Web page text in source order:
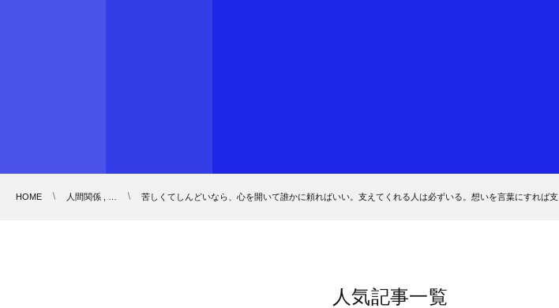
HOME 人間関係 , … 苦しくてしんどいなら、心を開いて誰かに頼ればいい。支えてくれる人は必ずいる。想いを言葉にすれば支
人気記事一覧